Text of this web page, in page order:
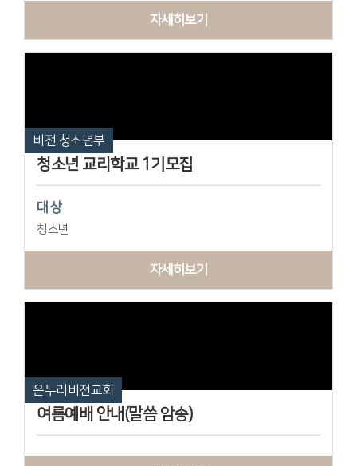
자세히보기
비전 청소년부
청소년 교리학교 1기모집
대상
청소년
자세히보기
온누리비전교회
여름예배 안내(말씀 암송)